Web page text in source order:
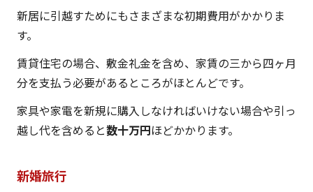
新居に引越すためにもさまざまな初期費用がかかりま
す。
賃貸住宅の場合、敷金礼金を含め、家賃の三から四ヶ月
分を支払う必要があるところがほとんどです。
家具や家電を新規に購入しなければいけない場合や引っ
越し代を含めると数十万円ほどかかります。
新婚旅行